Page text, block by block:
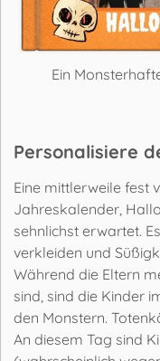
Ein
Personalisiere
Eine mittlerweile fest
Jahreskalender,
sehnlichst erwartet.
verkleiden und
Während die Eltern
sind, sind die Kinder
den Monstern.
An diesem Tag sind